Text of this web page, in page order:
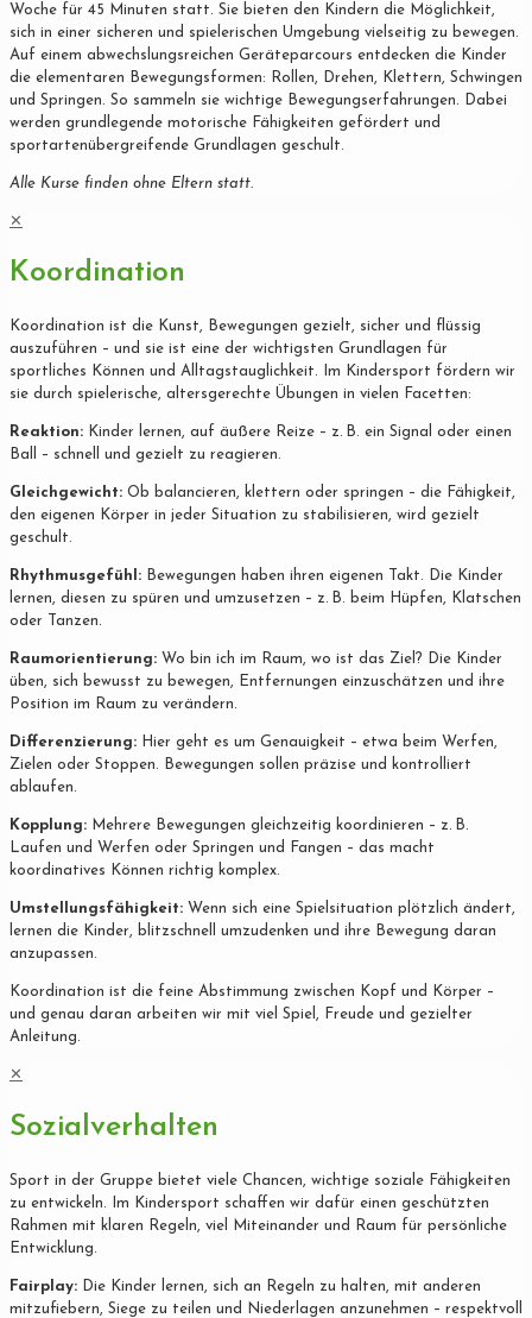
Woche für 45 Minuten statt. Sie bieten den Kindern die Möglichkeit,
sich in einer sicheren und spielerischen Umgebung vielseitig zu bewegen.
Auf einem abwechslungsreichen Geräteparcours entdecken die Kinder
die elementaren Bewegungsformen: Rollen, Drehen, Klettern, Schwingen
und Springen. So sammeln sie wichtige Bewegungserfahrungen. Dabei
werden grundlegende motorische Fähigkeiten gefördert und
sportartenübergreifende Grundlagen geschult.
Alle Kurse finden ohne Eltern statt.
✕
Koordination
Koordination ist die Kunst, Bewegungen gezielt, sicher und flüssig
auszuführen – und sie ist eine der wichtigsten Grundlagen für
sportliches Können und Alltagstauglichkeit. Im Kindersport fördern wir
sie durch spielerische, altersgerechte Übungen in vielen Facetten:
Reaktion: Kinder lernen, auf äußere Reize – z. B. ein Signal oder einen
Ball – schnell und gezielt zu reagieren.
Gleichgewicht: Ob balancieren, klettern oder springen – die Fähigkeit,
den eigenen Körper in jeder Situation zu stabilisieren, wird gezielt
geschult.
Rhythmusgefühl: Bewegungen haben ihren eigenen Takt. Die Kinder
lernen, diesen zu spüren und umzusetzen – z. B. beim Hüpfen, Klatschen
oder Tanzen.
Raumorientierung: Wo bin ich im Raum, wo ist das Ziel? Die Kinder
üben, sich bewusst zu bewegen, Entfernungen einzuschätzen und ihre
Position im Raum zu verändern.
Differenzierung: Hier geht es um Genauigkeit – etwa beim Werfen,
Zielen oder Stoppen. Bewegungen sollen präzise und kontrolliert
ablaufen.
Kopplung: Mehrere Bewegungen gleichzeitig koordinieren – z. B.
Laufen und Werfen oder Springen und Fangen – das macht
koordinatives Können richtig komplex.
Umstellungsfähigkeit: Wenn sich eine Spielsituation plötzlich ändert,
lernen die Kinder, blitzschnell umzudenken und ihre Bewegung daran
anzupassen.
Koordination ist die feine Abstimmung zwischen Kopf und Körper –
und genau daran arbeiten wir mit viel Spiel, Freude und gezielter
Anleitung.
✕
Sozialverhalten
Sport in der Gruppe bietet viele Chancen, wichtige soziale Fähigkeiten
zu entwickeln. Im Kindersport schaffen wir dafür einen geschützten
Rahmen mit klaren Regeln, viel Miteinander und Raum für persönliche
Entwicklung.
Fairplay: Die Kinder lernen, sich an Regeln zu halten, mit anderen
mitzufiebern, Siege zu teilen und Niederlagen anzunehmen – respektvoll